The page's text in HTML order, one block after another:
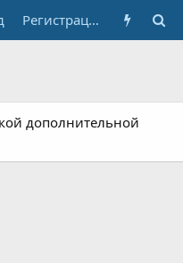
Регистрация
дополнительной